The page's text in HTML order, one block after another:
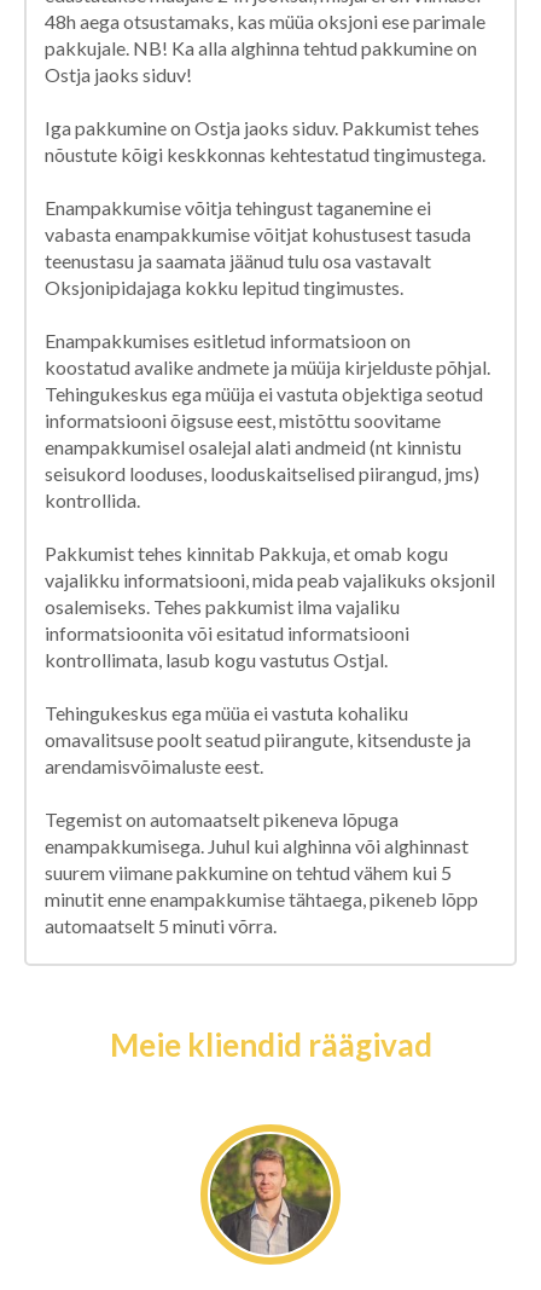
48h aega otsustamaks, kas müüa oksjoni ese parimale
pakkujale. NB! Ka alla alghinna tehtud pakkumine on
Ostja jaoks siduv!
Iga pakkumine on Ostja jaoks siduv. Pakkumist tehes
nõustute kõigi keskkonnas kehtestatud tingimustega.
Enampakkumise võitja tehingust taganemine ei
vabasta enampakkumise võitjat kohustusest tasuda
teenustasu ja saamata jäänud tulu osa vastavalt
Oksjonipidajaga kokku lepitud tingimustes.
Enampakkumises esitletud informatsioon on
koostatud avalike andmete ja müüja kirjelduste põhjal.
Tehingukeskus ega müüja ei vastuta objektiga seotud
informatsiooni õigsuse eest, mistõttu soovitame
enampakkumisel osalejal alati andmeid (nt kinnistu
seisukord looduses, looduskaitselised piirangud, jms)
kontrollida.
Pakkumist tehes kinnitab Pakkuja, et omab kogu
vajalikku informatsiooni, mida peab vajalikuks oksjonil
osalemiseks. Tehes pakkumist ilma vajaliku
informatsioonita või esitatud informatsiooni
kontrollimata, lasub kogu vastutus Ostjal.
Tehingukeskus ega müüa ei vastuta kohaliku
omavalitsuse poolt seatud piirangute, kitsenduste ja
arendamisvõimaluste eest.
Tegemist on automaatselt pikeneva lõpuga
enampakkumisega. Juhul kui alghinna või alghinnast
suurem viimane pakkumine on tehtud vähem kui 5
minutit enne enampakkumise tähtaega, pikeneb lõpp
automaatselt 5 minuti võrra.
Meie kliendid räägivad